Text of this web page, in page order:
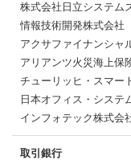
株式会社日立システム
情報技術開発株式会社
アクサファイナンシャ
アリアンツ火災海上保
チューリッヒ・スマー
日本オフィス・システ
インフォテック株式会
取引銀行